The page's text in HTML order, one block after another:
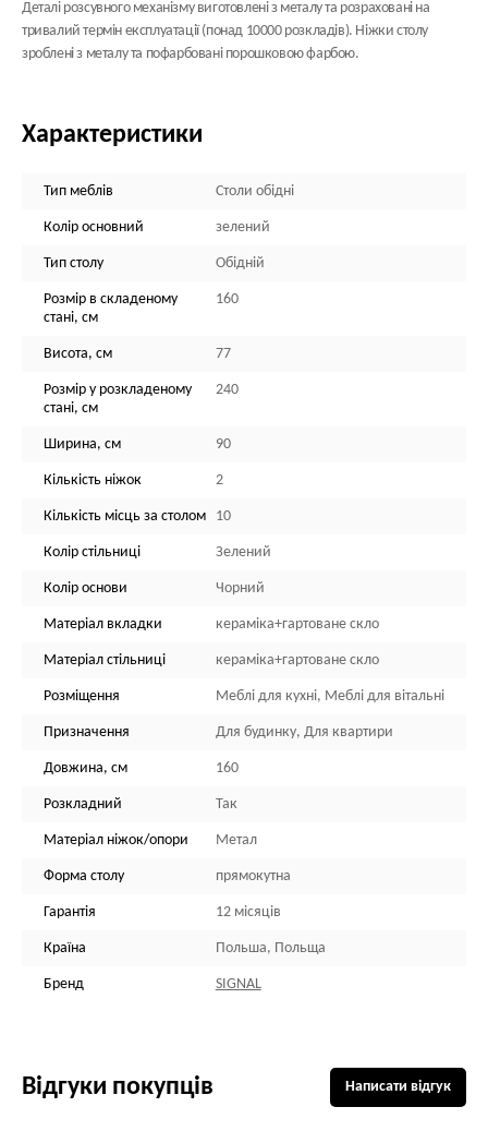
Деталі розсувного механізму виготовлені з металу та розраховані на
тривалий термін експлуатації (понад 10000 розкладів). Ніжки столу
зроблені з металу та пофарбовані порошковою фарбою.
Характеристики
Тип меблів Столи обідні
Колір основний зелений
Тип столу Обідній
Розмір в складеному
стані, см
160
Висота, см 77
Розмір у розкладеному
стані, см
240
Ширина, см 90
Кількість ніжок 2
Кількість місць за столом 10
Колір стільниці Зелений
Колір основи Чорний
Матеріал вкладки кераміка+гартоване скло
Матеріал стільниці кераміка+гартоване скло
Розміщення Меблі для кухні, Меблі для вітальні
Призначення Для будинку, Для квартири
Довжина, см 160
Розкладний Так
Матеріал ніжок/опори Метал
Форма столу прямокутна
Гарантія 12 місяців
Країна Польша, Польща
Бренд SIGNAL
Відгуки покупців Написати відгук